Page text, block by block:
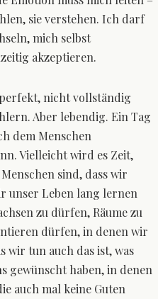
sie verstehen. Ich darf
mich selbst
akzeptieren.
nicht vollständig
Aber lebendig. Ein Tag
dem Menschen
Vielleicht wird es Zeit,
sind, dass wir
unser Leben lang lernen
zu dürfen, Räume zu
dürfen, in denen wir
wir tun auch das ist, was
gewünscht haben, in denen
auch mal keine Guten